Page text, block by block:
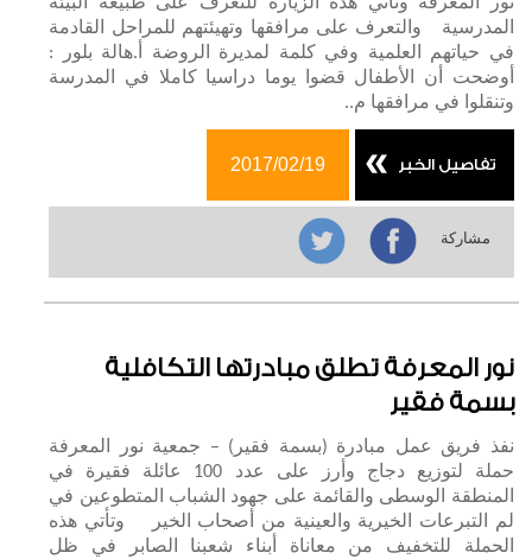
المدرسية والتعرف على مرافقها وتهيئتهم للمراحل القادمة
في حياتهم العلمية وفي كلمة لمديرة الروضة أ.هالة بلور :
أوضحت أن الأطفال قضوا يوما دراسيا كاملا في المدرسة
وتنقلوا في مرافقها م..
تفاصيل الخبر 2017/02/19
مشاركة
نور المعرفة تطلق مبادرتها التكافلية
بسمة فقير
نفذ فريق عمل مبادرة (بسمة فقير) – جمعية نور المعرفة
حملة لتوزيع دجاج وأرز على عدد 100 عائلة فقيرة في
المنطقة الوسطى والقائمة على جهود الشباب المتطوعين في
لم التبرعات الخيرية والعينية من أصحاب الخير وتأتي هذه
الحملة للتخفيف من معاناة أبناء شعبنا الصابر في ظل